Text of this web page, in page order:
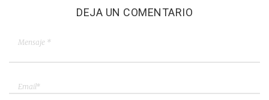
DEJA UN COMENTARIO